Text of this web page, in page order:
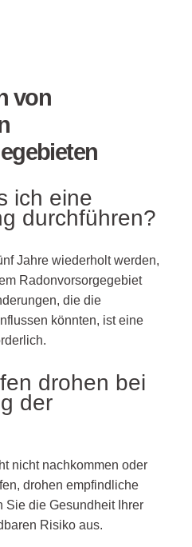
von
ich eine
durchführen?
Jahre wiederholt werden,
Radonvorsorgegebiet
die die
könnten, ist eine
drohen bei
der
nicht nachkommen oder
drohen empfindliche
Sie die Gesundheit Ihrer
Risiko aus.